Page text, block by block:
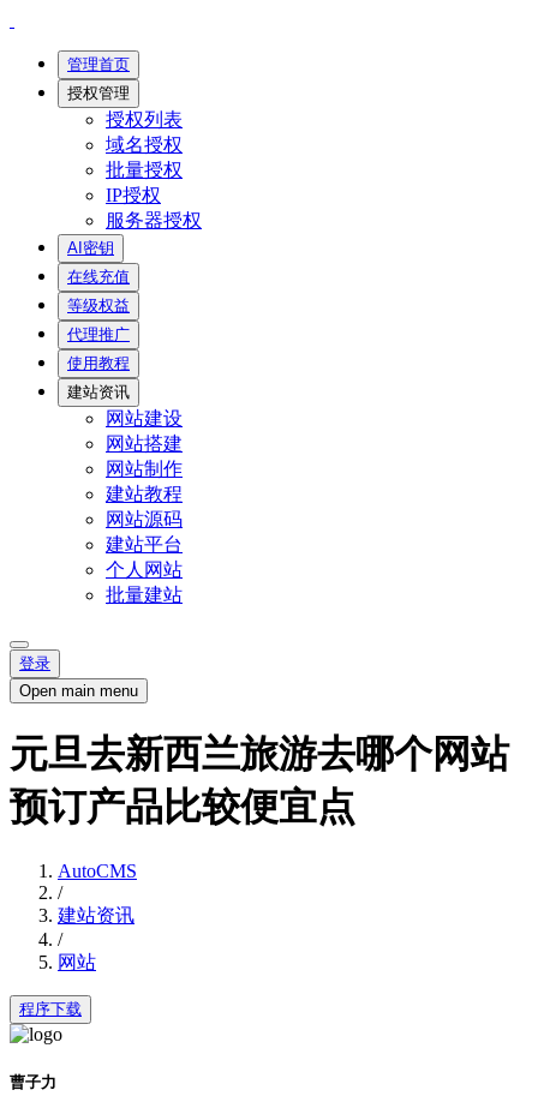
管理首页
授权管理
授权列表
域名授权
批量授权
IP授权
服务器授权
AI密钥
在线充值
等级权益
代理推广
使用教程
建站资讯
网站建设
网站搭建
网站制作
建站教程
网站源码
建站平台
个人网站
批量建站
登录
Open main menu
元旦去新西兰旅游去哪个网站
预订产品比较便宜点
AutoCMS
/
建站资讯
/
网站
程序下载
曹子力